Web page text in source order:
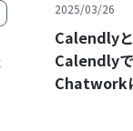
2025/03/26
Calendly
Calendly
Chatwork